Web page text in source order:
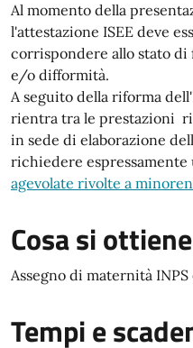
Al momento della
l'attestazione ISEE deve
corrispondere allo stato di
e/o difformità.
A seguito della riforma
rientra tra le prestazioni
in sede di elaborazione
richiedere espressamente
agevolate rivolte a
Cosa si ottiene
Assegno di maternità
Tempi e